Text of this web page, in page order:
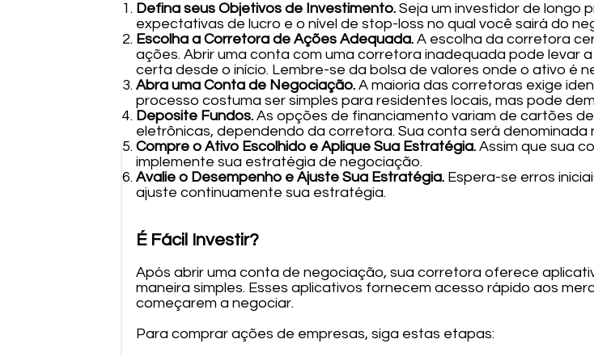
Defina seus Objetivos de Investimento. Seja um investidor de longo
expectativas de lucro e o nível de stop-loss no qual você sairá do
Escolha a Corretora de Ações Adequada. A escolha da corretora
ações. Abrir uma conta com uma corretora inadequada pode levar
certa desde o início. Lembre-se da bolsa de valores onde o ativo é
Abra uma Conta de Negociação. A maioria das corretoras exige
processo costuma ser simples para residentes locais, mas pode
Deposite Fundos. As opções de financiamento variam de cartões
eletrônicas, dependendo da corretora. Sua conta será
Compre o Ativo Escolhido e Aplique Sua Estratégia. Assim que sua
implemente sua estratégia de negociação.
Avalie o Desempenho e Ajuste Sua Estratégia. Espera-se erros
ajuste continuamente sua estratégia.
É Fácil Investir?
Após abrir uma conta de negociação, sua corretora oferece
maneira simples. Esses aplicativos fornecem acesso rápido aos
começarem a negociar.
Para comprar ações de empresas, siga estas etapas: